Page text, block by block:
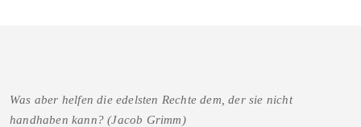
Was aber helfen die edelsten Rechte dem, der sie nicht
handhaben kann? (Jacob Grimm)